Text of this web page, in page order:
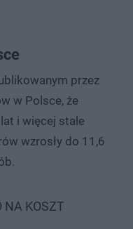
przez
w Polsce, że
i więcej stale
wzrosły do 11,6
NA KOSZT